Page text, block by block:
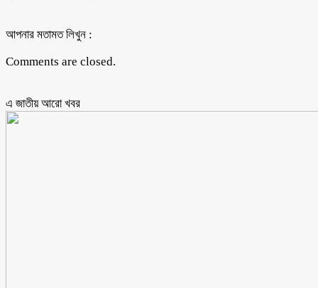
আপনার মতামত লিখুন :
Comments are closed.
এ জাতীয় আরো ‍খবর